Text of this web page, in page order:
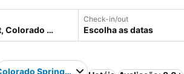
Check-in/out
Escolha as datas
Springs Airport